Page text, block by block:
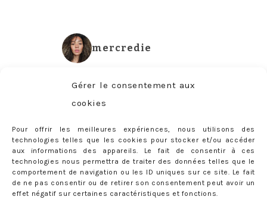
Gérer le consentement aux
cookies
Pour offrir les meilleures expériences, nous utilisons des
technologies telles que les cookies pour stocker et/ou accéder
aux informations des appareils. Le fait de consentir à ces
technologies nous permettra de traiter des données telles que le
comportement de navigation ou les ID uniques sur ce site. Le fait
de ne pas consentir ou de retirer son consentement peut avoir un
effet négatif sur certaines caractéristiques et fonctions.
mercredie